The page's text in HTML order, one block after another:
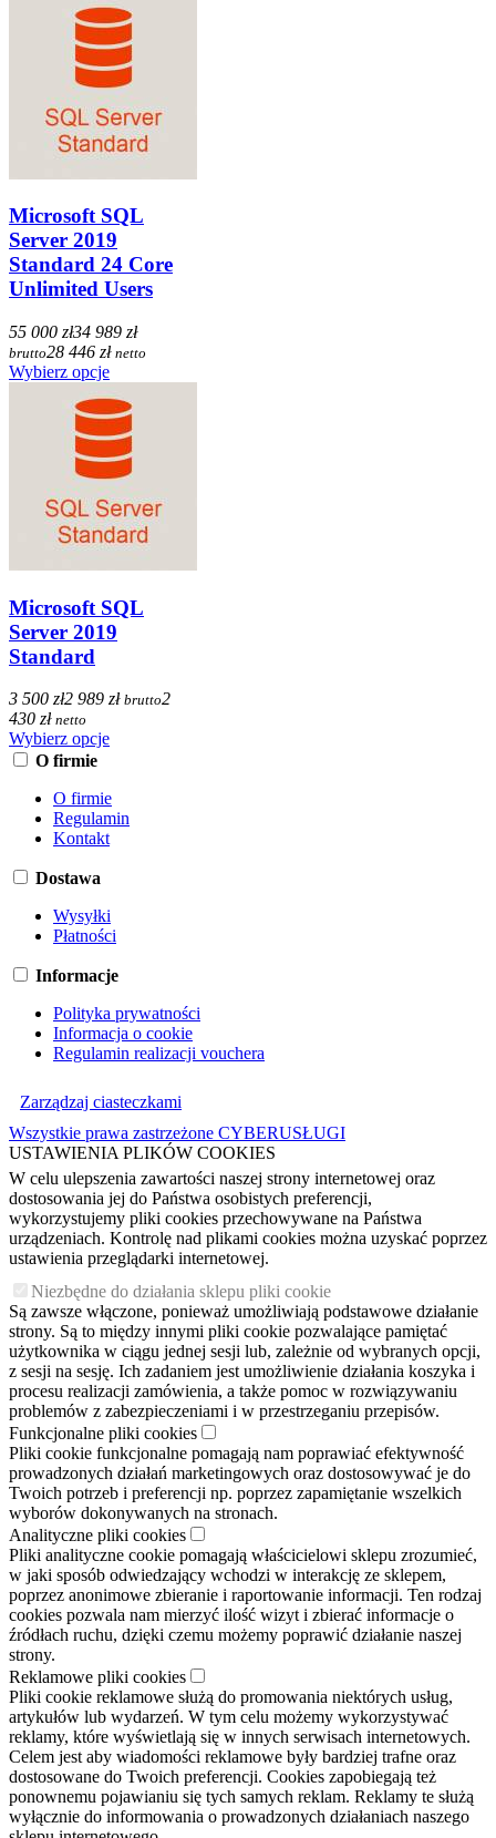
Microsoft SQL
Server 2019
Standard 24 Core
Unlimited Users
55 000 zł34 989 zł
brutto28 446 zł netto
Wybierz opcje
Microsoft SQL
Server 2019
Standard
3 500 zł2 989 zł brutto2
430 zł netto
Wybierz opcje
O firmie
O firmie
Regulamin
Kontakt
Dostawa
Wysyłki
Płatności
Informacje
Polityka prywatności
Informacja o cookie
Regulamin realizacji vouchera
Zarządzaj ciasteczkami
Wszystkie prawa zastrzeżone CYBERUSŁUGI
USTAWIENIA PLIKÓW COOKIES
W celu ulepszenia zawartości naszej strony internetowej oraz
dostosowania jej do Państwa osobistych preferencji,
wykorzystujemy pliki cookies przechowywane na Państwa
urządzeniach. Kontrolę nad plikami cookies można uzyskać poprzez
ustawienia przeglądarki internetowej.
Niezbędne do działania sklepu pliki cookie
Są zawsze włączone, ponieważ umożliwiają podstawowe działanie
strony. Są to między innymi pliki cookie pozwalające pamiętać
użytkownika w ciągu jednej sesji lub, zależnie od wybranych opcji,
z sesji na sesję. Ich zadaniem jest umożliwienie działania koszyka i
procesu realizacji zamówienia, a także pomoc w rozwiązywaniu
problemów z zabezpieczeniami i w przestrzeganiu przepisów.
Funkcjonalne pliki cookies
Pliki cookie funkcjonalne pomagają nam poprawiać efektywność
prowadzonych działań marketingowych oraz dostosowywać je do
Twoich potrzeb i preferencji np. poprzez zapamiętanie wszelkich
wyborów dokonywanych na stronach.
Analityczne pliki cookies
Pliki analityczne cookie pomagają właścicielowi sklepu zrozumieć,
w jaki sposób odwiedzający wchodzi w interakcję ze sklepem,
poprzez anonimowe zbieranie i raportowanie informacji. Ten rodzaj
cookies pozwala nam mierzyć ilość wizyt i zbierać informacje o
źródłach ruchu, dzięki czemu możemy poprawić działanie naszej
strony.
Reklamowe pliki cookies
Pliki cookie reklamowe służą do promowania niektórych usług,
artykułów lub wydarzeń. W tym celu możemy wykorzystywać
reklamy, które wyświetlają się w innych serwisach internetowych.
Celem jest aby wiadomości reklamowe były bardziej trafne oraz
dostosowane do Twoich preferencji. Cookies zapobiegają też
ponownemu pojawianiu się tych samych reklam. Reklamy te służą
wyłącznie do informowania o prowadzonych działaniach naszego